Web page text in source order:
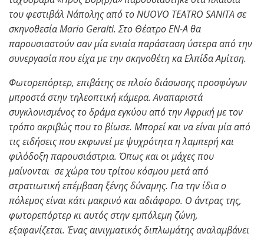
του φεστιβάλ Νάπολης από τοNUOVO TEATRO SANITAσε
σκηνοθεσίαMario Geralti. Στο Θέατρο ΕΝ-Αθα
παρουσιαστούν σαν μία ενιαία παράσταση ύστερα από την
συνεργασία που είχα με την σκηνοθέτη κα Ελπίδα Αμίτση.
Φωτορεπόρτερ, επιβάτης σε πλοίο διάσωσης προσφύγων
μπροστά στην τηλεοπτική κάμερα. Αναπαριστά
συγκλονισμένος το δράμα εγκύου από την Αφρική με τον
τρόπο ακριβώς που το βίωσε. Μπορεί και να είναι μία από
τις ειδήσεις που εκφωνεί με ψυχρότητα η λαμπερή και
φιλόδοξη παρουσιάστρια. Όπως και οι μάχες που
μαίνονται σε χώρα του τρίτου κόσμου μετά από
στρατιωτική επέμβαση ξένης δύναμης. Για την ίδια ο
πόλεμος είναι κάτι μακρινό και αδιάφορο. Ο άντρας της,
φωτορεπόρτερ κι αυτός στην εμπόλεμη ζώνη,
εξαφανίζεται. Ένας αινιγματικός διπλωμάτης αναλαμβάνει